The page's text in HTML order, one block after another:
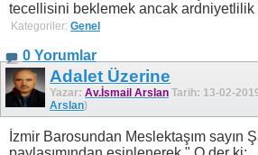
tecellisini beklemek ancak ardniyetlilik
Kategoriler: Genel
0 Yorumlar
Adalet Üzerine
Yazar: Av.İsmail Arslan Tarih: 13-02-
Arslan)
İzmir Barosundan Meslektaşım sayın